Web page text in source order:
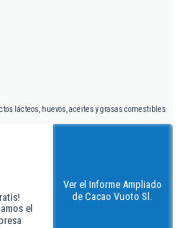
lácteos, huevos, aceites y grasas comestibles
el
Ver el Informe Ampliado
de Cacao Vuoto Sl.